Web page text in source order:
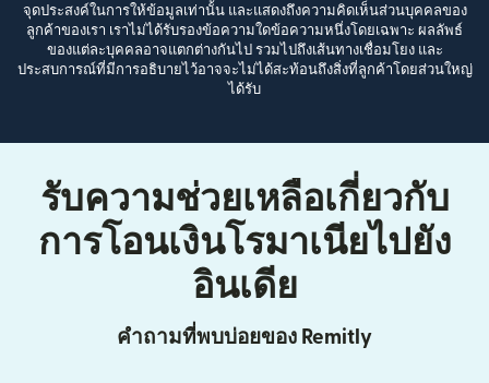
จุดประสงค์ในการให้ข้อมูลเท่านั้น และแสดงถึงความคิดเห็นส่วนบุคคลของ
ลูกค้าของเรา เราไม่ได้รับรองข้อความใดข้อความหนึ่งโดยเฉพาะ ผลลัพธ์
ของแต่ละบุคคลอาจแตกต่างกันไป รวมไปถึงเส้นทางเชื่อมโยง และ
ประสบการณ์ที่มีการอธิบายไว้อาจจะไม่ได้สะท้อนถึงสิ่งที่ลูกค้าโดยส่วนใหญ่
ได้รับ
รับความช่วยเหลือเกี่ยวกับ
การโอนเงินโรมาเนียไปยัง
อินเดีย
คำถามที่พบบ่อยของ Remitly